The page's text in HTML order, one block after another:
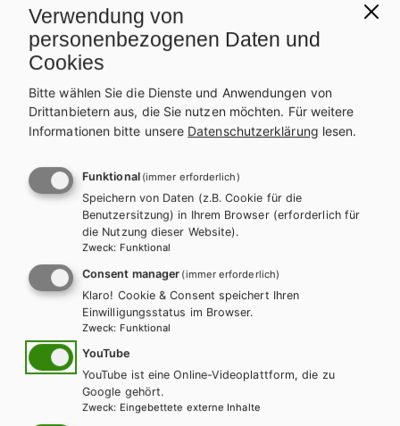
BS GEWERBLICH HTL/FS
Boden, Rohbau, Ausbau E-Book Solo
Lehrbuch + E-Book
Verwendung von
personenbezogenen Daten und
Cookies
Bitte wählen Sie die Dienste und Anwendungen von
Drittanbietern aus, die Sie nutzen möchten. Für weitere
Informationen bitte unsere Datenschutzerklärung lesen.
Funktional (immer erforderlich)
Speichern von Daten (z.B. Cookie für die
Benutzersitzung) in Ihrem Browser (erforderlich für
die Nutzung dieser Website).
Zweck: Funktional
Consent manager (immer erforderlich)
Klaro! Cookie & Consent speichert Ihren
Einwilligungsstatus im Browser.
Zweck: Funktional
YouTube
YouTube ist eine Online-Videoplattform, die zu
Google gehört.
Zweck: Eingebettete externe Inhalte